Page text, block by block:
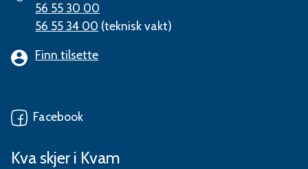
56 55 30 00
56 55 34 00 (teknisk vakt)
Finn tilsette
Facebook
Kva skjer i Kvam